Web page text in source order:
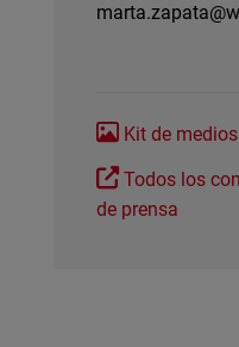
Kit de medios
Todos los
de prensa